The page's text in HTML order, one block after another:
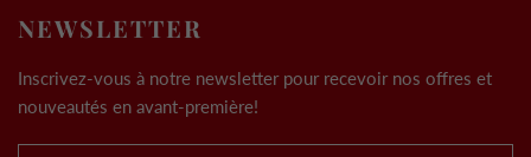
NEWSLETTER
Inscrivez-vous à notre newsletter pour recevoir nos offres et
nouveautés en avant-première!